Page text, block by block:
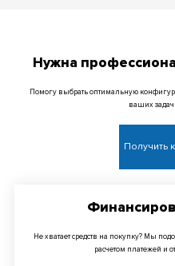
Нужна
Помогу выбрать оптимальную
ваших задач
Получить
Не хватает средств на покупку? Мы
расчетом платежей и